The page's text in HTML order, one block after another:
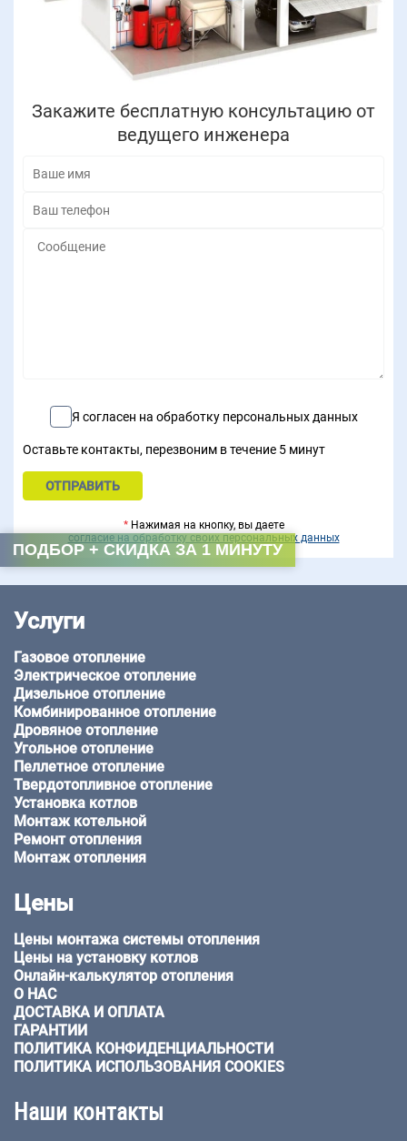
Закажите бесплатную консультацию от
ведущего инженера
Я согласен на обработку персональных данных
Оставьте контакты, перезвоним в течение 5 минут
*Нажимая на кнопку, вы даете
согласие на обработку своих персональных данных
Услуги
Газовое отопление
Электрическое отопление
Дизельное отопление
Комбинированное отопление
Дровяное отопление
Угольное отопление
Пеллетное отопление
Твердотопливное отопление
Установка котлов
Монтаж котельной
Ремонт отопления
Монтаж отопления
Цены
Цены монтажа системы отопления
Цены на установку котлов
Онлайн-калькулятор отопления
О НАС
ДОСТАВКА И ОПЛАТА
ГАРАНТИИ
ПОЛИТИКА КОНФИДЕНЦИАЛЬНОСТИ
ПОЛИТИКА ИСПОЛЬЗОВАНИЯ COOKIES
Наши контакты
ПОДБОР + СКИДКА ЗА 1 МИНУТУ